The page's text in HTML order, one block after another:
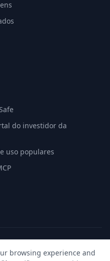
do investidor da
uso populares
reservados. |
Mapa do
browsing experience and